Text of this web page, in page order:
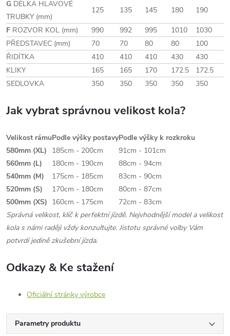
G DÉLKA HLAVOVÉ
TRUBKY (mm)
125 135 145 180 190
F ROZVOR KOL (mm) 990 992 995 1010
1030
PŘEDSTAVEC (mm)
70 70 80 80
100
ŘIDÍTKA
410 410 410 430
430
KLIKY
165 165 170 172.5
172.5
SEDLOVKA
350 350 350 350 350
Jak vybrat správnou velikost kola?
Velikost rámuPodle výšky postavyPodle výšky k rozkroku
580mm (XL)
185cm - 200cm
91cm - 101cm
560mm (L)
180cm - 190cm
88cm - 94cm
540mm (M)
175cm - 185cm
83cm - 90cm
520mm (S)
170cm - 180cm
80cm - 87cm
500mm (XS) 160cm - 175cm
72cm - 83cm
Správná velikost, klíč k perfektní jízdě. Nejvhodnější model a velikost
kola s námi raději vždy konzultujte. Jistotu správné volby Vám
potvrdí jedině zkušební jízda.
Odkazy & Ke stažení
Oficiální stránky výrobce
Parametry produktu